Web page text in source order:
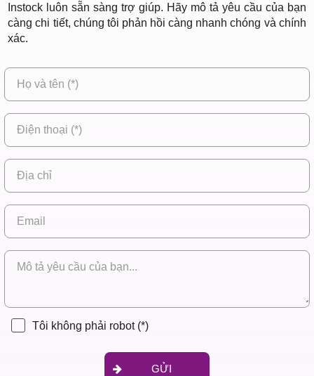
Instock luôn sẵn sàng trợ giúp. Hãy mô tả yêu cầu của bạn
càng chi tiết, chúng tôi phản hồi càng nhanh chóng và chính
xác.
GỬI
Tôi không phải robot (*)